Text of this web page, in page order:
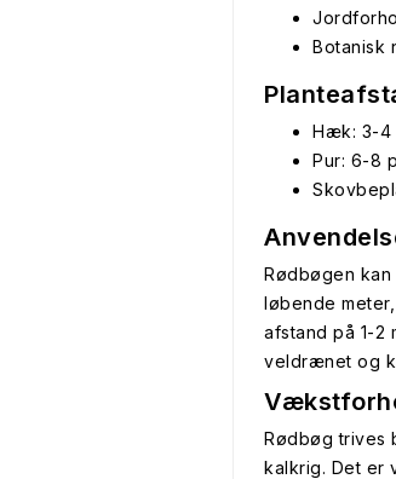
Botanisk
Hæk: 3-4
Pur: 6-8
Rødbøgen
løbende
afstand på 1-2
veldrænet og
Rødbøg trives
kalkrig. Det er